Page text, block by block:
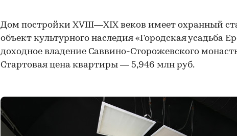
Дом постройки XVIII—XIX веков имеет охранный
объект культурного наследия «Городская усадьба
доходное владение Саввино-Сторожевского
Стартовая цена квартиры — 5,946 млн руб.